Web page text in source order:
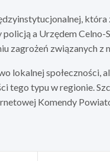
a Urzędem
zagrożeń związanych z
lokalnej społeczności,
tego typu w regionie.
Komendy